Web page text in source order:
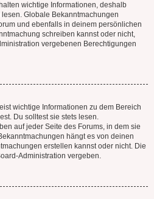
wichtige Informationen, deshalb
Globale Bekanntmachungen
und ebenfalls in deinem persönlichen
schreiben kannst oder nicht,
vergebenen Berechtigungen
wichtige Informationen zu dem Bereich
Du solltest sie stets lesen.
auf jeder Seite des Forums, in dem sie
hängt es von deinen
erstellen kannst oder nicht. Die
Administration vergeben.